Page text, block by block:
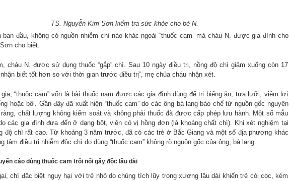
TS. Nguyễn Kim Sơn kiểm tra sức khỏe cho bé N.
ban đầu, không có nguồn nhiễm chì nào khác ngoài “thuốc cam” mà cháu N. được gia đình cho
cho biết.
cháu N. được sử dụng thuốc “gắp” chì. Sau 10 ngày điều trị, nồng độ chì giảm xuống còn 17
nhận biết tốt hơn so với thời gian trước điều trị”, mẹ chủa cháu nhận xét.
gia, “thuốc cam” vốn là bài thuốc nam được các gia đình dùng để trị biếng ăn, tưa lưỡi, viêm lợi
hoặc bôi. Gần đây đã xuất hiện “thuốc cam” do các ông bà lang bào chế từ nguồn gốc nguyên
ràng, chất lượng không kiểm soát và không phải thuốc đã được cấp phép lưu hành. Một số mẫu
các gia đình đưa đến ở dạng bột, viên có vị hồng đơn (là khoáng chất chì). Khi xét nghiệm tại
độ chì rất cao. Từ khoảng 3 năm trước, đã có các trẻ ở Bắc Giang và một số địa phương khác
tâm điều trị nhiễm độc chì do dùng “thuốc cam” không rõ nguồn gốc của ông, bà lang.
cáo dùng thuốc cam trôi nổi gây độc lâu dài
chì đặc biệt nguy hại với trẻ nhỏ do chúng tích lũy trong xương lâu dài khiến trẻ còi cọc, kém